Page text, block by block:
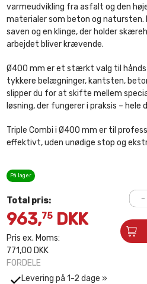
varmeudvikling fra asfalt og den
materialer som beton og natursten.
saven og en klinge, der holder
arbejdet bliver krævende.
Ø400 mm er et stærkt valg til
tykkere belægninger, kantsten,
slipper du for at skifte mellem
løsning, der fungerer i praksis – hele
Triple Combi i Ø400 mm er til
effektivt, uden unødige stop og
FORDELE
Levering på 1-2 dage »
På lager
Total pris:
963,75 DKK
Pris ex. Moms:
771,00 DKK